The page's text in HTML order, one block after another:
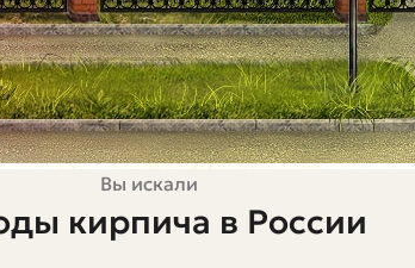
Вы искали
кирпича в России